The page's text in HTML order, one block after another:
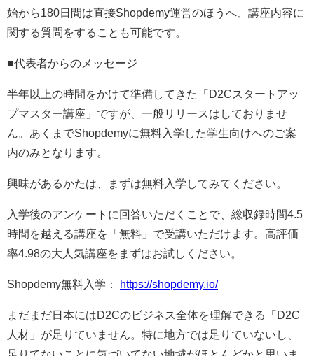
始から180日間は直接Shopdemy運営のほうへ、講座内容に
関する質問をすることも可能です。
■代表者からのメッセージ
半年以上の時間をかけて準備してきた「D2Cスタートアッ
プマスター講座」ですが、一般リリースはしておりませ
ん。あくまでShopdemyに無料入学した学生向けへのご案
内のみとなります。
興味があるかたは、まずは無料入学してみてください。
入学後のアンケートに回答いただくことで、総収録時間4.5
時間を越える講座を「無料」で受講いただけます。高評価
率4.98の大人気講座をまずはお試しください。
Shopdemy無料入学： https://shopdemy.io/
まだまだ日本にはD2Cのビジネス全体を理解できる「D2C
人材」が足りていません。特に地方では足りていないし、
足りてないことに気づいてない地域がほとんどかと思いま